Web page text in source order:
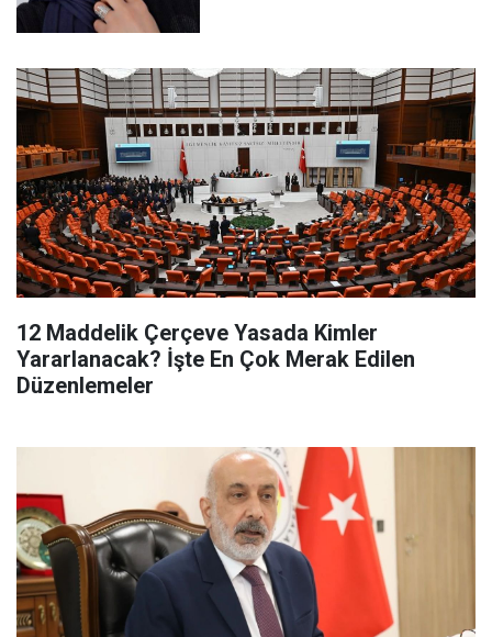
12 Maddelik Çerçeve Yasada Kimler
Yararlanacak? İşte En Çok Merak Edilen
Düzenlemeler